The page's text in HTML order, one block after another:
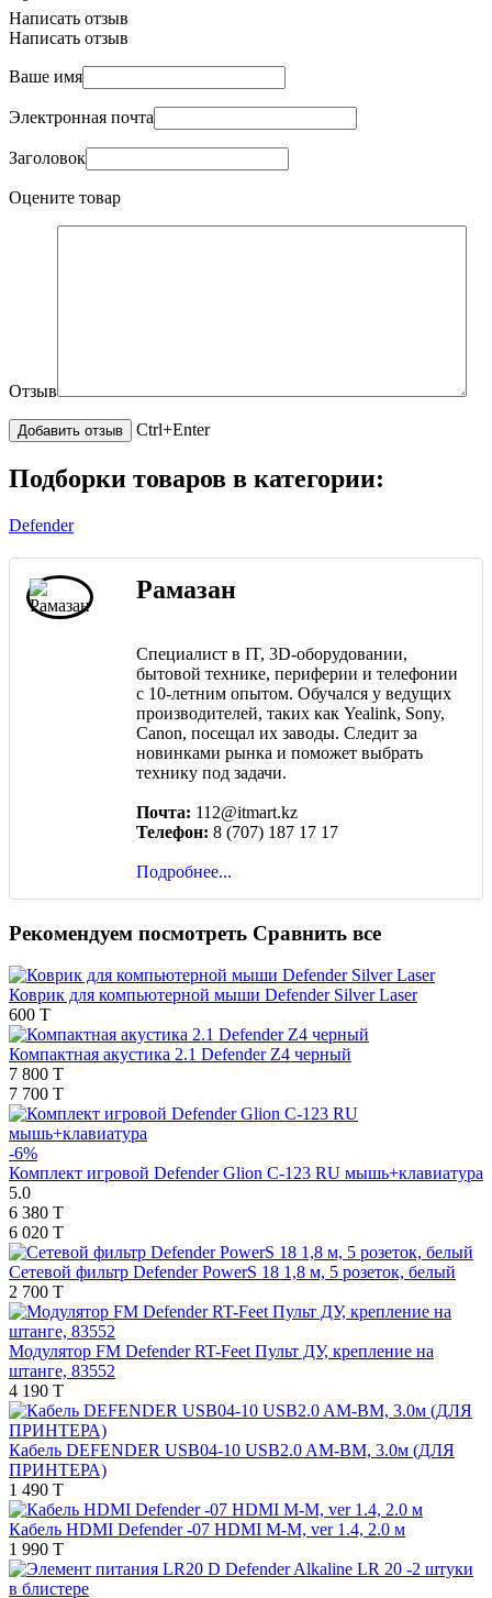
Написать отзыв
Написать отзыв
Ваше имя
Электронная почта
Заголовок
Оцените товар
Отзыв
Ctrl+Enter
Подборки товаров в категории:
Defender
Рамазан
Специалист в IT, 3D-оборудовании,
бытовой технике, периферии и телефонии
с 10-летним опытом. Обучался у ведущих
производителей, таких как Yealink, Sony,
Canon, посещал их заводы. Следит за
новинками рынка и поможет выбрать
технику под задачи.
Почта: 112@itmart.kz
Телефон: 8 (707) 187 17 17
Подробнее...
Рекомендуем посмотреть Сравнить все
Коврик для компьютерной мыши Defender Silver Laser
600 T
Компактная акустика 2.1 Defender Z4 черный
7 800 T
7 700 T
-6%
Комплект игровой Defender Glion C-123 RU мышь+клавиатура
5.0
6 380 T
6 020 T
Сетевой фильтр Defender PowerS 18 1,8 м, 5 розеток, белый
2 700 T
Модулятор FM Defender RT-Feet Пульт ДУ, крепление на
штанге, 83552
4 190 T
Кабель DEFENDER USB04-10 USB2.0 AM-BM, 3.0м (ДЛЯ
ПРИНТЕРА)
1 490 T
Кабель HDMI Defender -07 HDMI M-M, ver 1.4, 2.0 м
1 990 T